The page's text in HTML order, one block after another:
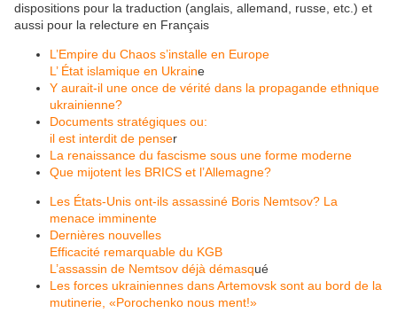
dispositions pour la traduction (anglais, allemand, russe, etc.) et
aussi pour la relecture en Français
L’Empire du Chaos s’installe en Europe
L’ État islamique en Ukraine
Y aurait-il une once de vérité dans la propagande ethnique
ukrainienne?
Documents stratégiques ou:
il est interdit de penser
La renaissance du fascisme sous une forme moderne
Que mijotent les BRICS et l’Allemagne?
Les États-Unis ont-ils assassiné Boris Nemtsov? La
menace imminente
Dernières nouvelles
Efficacité remarquable du KGB
L’assassin de Nemtsov déjà démasqué
Les forces ukrainiennes dans Artemovsk sont au bord de la
mutinerie, «Porochenko nous ment!»